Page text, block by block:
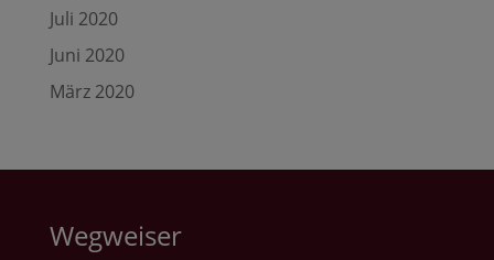
Juli 2020
Juni 2020
März 2020
Wegweiser